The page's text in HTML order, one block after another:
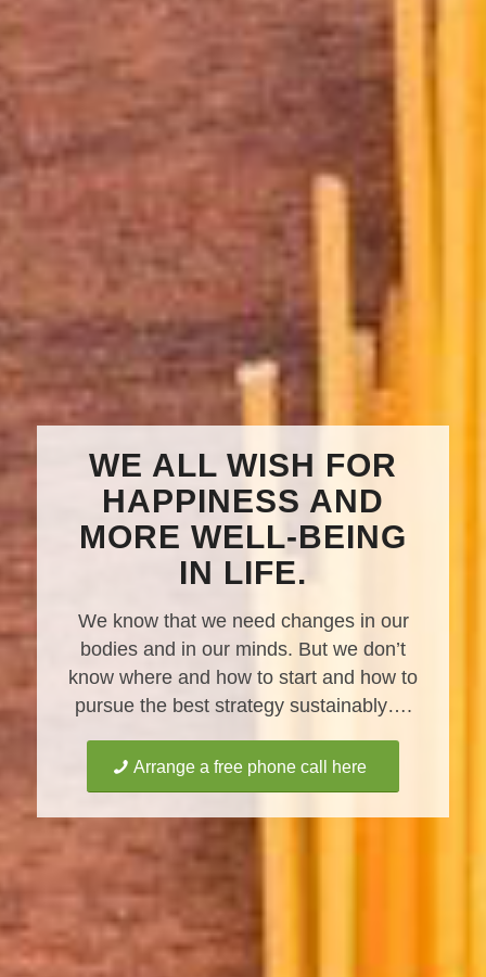
WE ALL WISH FOR
HAPPINESS AND
MORE WELL-BEING
IN LIFE.
We know that we need changes in our
bodies and in our minds. But we don’t
know where and how to start and how to
pursue the best strategy sustainably….
Arrange a free phone call here